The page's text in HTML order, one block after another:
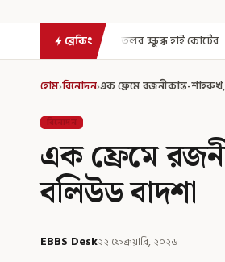
ব্রেকিং
হাই কোর্টের থেঁতলানো মাথা-
হোম›বিনোদন›এক ফ্রেমে রজনীকান্ত-শাহরুখ,
বিনোদন
এক ফ্রেমে
বলিউড বাদশা
EBBS Desk২২ ফেব্রুয়ারি, ২০২৬